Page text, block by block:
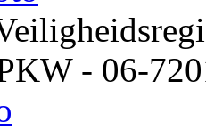
- 06-